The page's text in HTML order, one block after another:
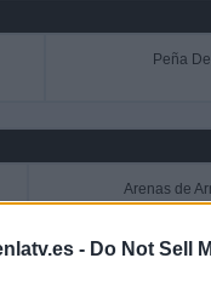
- Do Not Sell
Peña